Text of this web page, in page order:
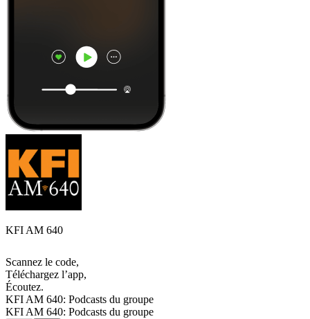
KFI AM 640
Scannez le code,
Téléchargez l’app,
Écoutez.
KFI AM 640: Podcasts du groupe
KFI AM 640: Podcasts du groupe